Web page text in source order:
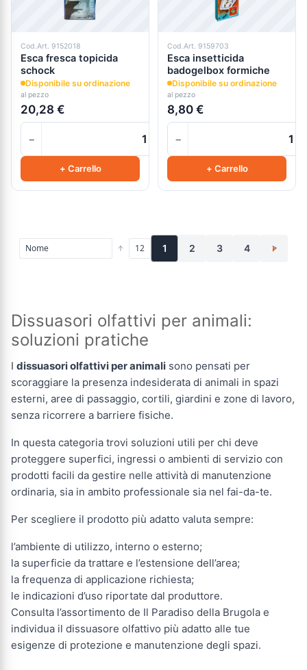
Cod.Art. 9152018
Esca fresca topicida
schock
Disponibile su ordinazione
al pezzo
20,28 €
−
+ Carrello
Cod.Art. 9159703
Esca insetticida
badogelbox formiche
Disponibile su ordinazione
al pezzo
8,80 €
−
+ Carrello
1 2 3 4 >
Dissuasori olfattivi per animali:
soluzioni pratiche
I dissuasori olfattivi per animali sono pensati per
scoraggiare la presenza indesiderata di animali in spazi
esterni, aree di passaggio, cortili, giardini e zone di lavoro,
senza ricorrere a barriere fisiche.
In questa categoria trovi soluzioni utili per chi deve
proteggere superfici, ingressi o ambienti di servizio con
prodotti facili da gestire nelle attività di manutenzione
ordinaria, sia in ambito professionale sia nel fai-da-te.
Per scegliere il prodotto più adatto valuta sempre:
l’ambiente di utilizzo, interno o esterno;
la superficie da trattare e l’estensione dell’area;
la frequenza di applicazione richiesta;
le indicazioni d’uso riportate dal produttore.
Consulta l’assortimento de Il Paradiso della Brugola e
individua il dissuasore olfattivo più adatto alle tue
esigenze di protezione e manutenzione degli spazi.